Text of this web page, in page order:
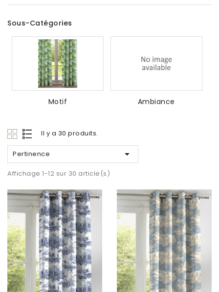
Sous-Catégories
Motif Ambiance
Il y a 30 produits.
Pertinence 
Affichage 1-12 sur 30 article(s)